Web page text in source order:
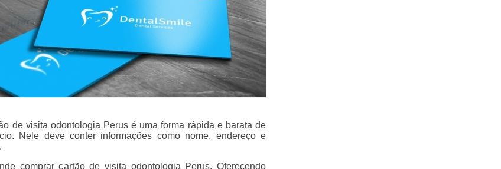
de visita odontologia Perus é uma forma rápida e barata de
Nele deve conter informações como nome, endereço e
comprar cartão de visita odontologia Perus, Oferecendo